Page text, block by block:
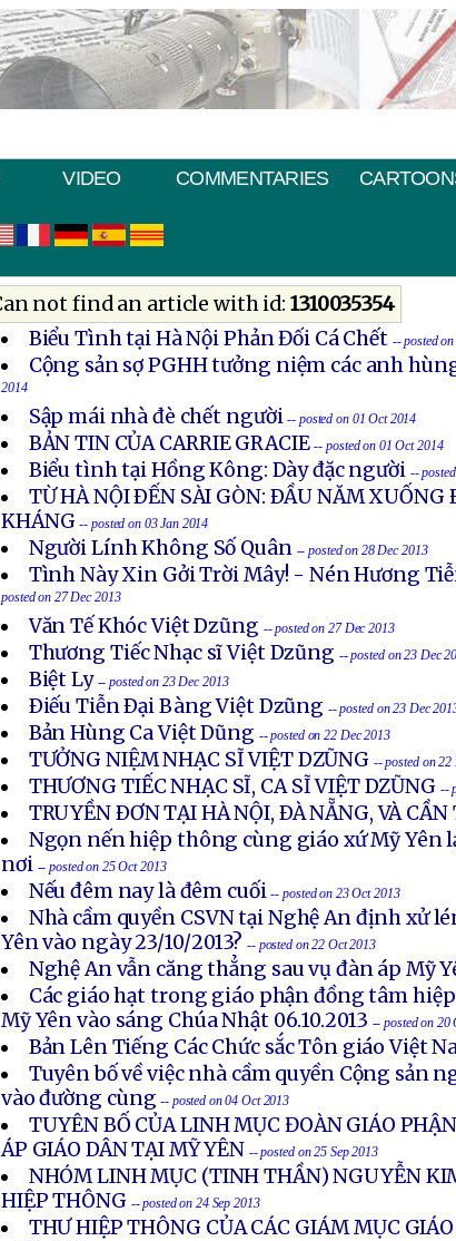
VIDEO COMMENTARIES
not find an article with id: 1310035354
Biểu Tình tại Hà Nội Phản Đối Cá Chết -- posted
Cộng sản sợ PGHH tưởng niệm các anh
2014
Sập mái nhà đè chết người -- posted on 01 Oct 2014
BẢN TIN CỦA CARRIE GRACIE-- posted on 01 Oct 2014
Biểu tình tại Hồng Kông: Dày đặc người --
TỪ HÀ NỘI ÐẾN SÀI GÒN: ÐẦU NĂM XUỐNG
KHÁNG-- posted on 03 Jan 2014
Người Lính Không Số Quân -- posted on 28 Dec 2013
Tình Này Xin Gởi Trời Mây! - Nén Hương
posted on 27 Dec 2013
Văn Tế Khóc Việt Dzũng -- posted on 27 Dec 2013
Thương Tiếc Nhạc sĩ Việt Dzũng -- posted on 23 Dec
Biệt Ly -- posted on 23 Dec 2013
Ðiếu Tiễn Ðại Bàng Việt Dzũng -- posted on 23 Dec
Bản Hùng Ca Việt Dũng -- posted on 22 Dec 2013
TƯỞNG NIỆM NHẠC SĨ VIỆT DZŨNG -- posted on 22
THƯƠNG TIẾC NHẠC SĨ, CA SĨ VIỆT DZŨNG --
TRUYỀN ÐƠN TẠI HÀ NỘI, ÐÀ NẴNG, VÀ CẦN
Ngọn nến hiệp thông cùng giáo xứ Mỹ Yên
nơi -- posted on 25 Oct 2013
Nếu đêm nay là đêm cuối -- posted on 23 Oct 2013
Nhà cầm quyền CSVN tại Nghệ An định xử
Yên vào ngày 23/10/2013?-- posted on 22 Oct 2013
Nghệ An vẫn căng thẳng sau vụ đàn áp Mỹ
Các giáo hạt trong giáo phận đồng tâm
Mỹ Yên vào sáng Chúa Nhật 06.10.2013 -- posted on 20
Bản Lên Tiếng Các Chức sắc Tôn giáo Việt
Tuyên bố về việc nhà cầm quyền Cộng sản
vào đường cùng -- posted on 04 Oct 2013
TUYÊN BỐ CỦA LINH MỤC ĐOÀN GIÁO
ÁP GIÁO DÂN TẠI MỸ YÊN -- posted on 25 Sep 2013
NHÓM LINH MỤC (TINH THẦN) NGUYỄN
HIỆP THÔNG -- posted on 24 Sep 2013
THƯ HIỆP THÔNG CỦA CÁC GIÁM MỤC